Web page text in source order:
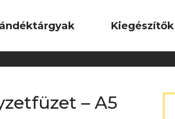
Kiegészítők
– A5